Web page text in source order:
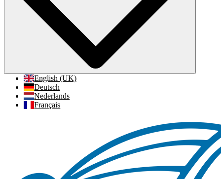
English (UK)
Deutsch
Nederlands
Français